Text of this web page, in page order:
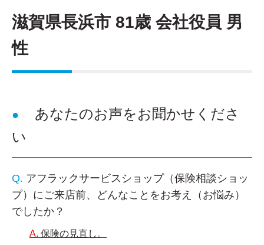
滋賀県長浜市 81歳 会社役員 男
性
あなたのお声をお聞かせくださ
い
アフラックサービスショップ（保険相談ショッ
プ）にご来店前、どんなことをお考え（お悩み）
でしたか？
保険の見直し。